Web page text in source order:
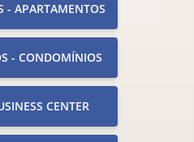
- APARTAMENTOS
- CONDOMÍNIOS
CENTER